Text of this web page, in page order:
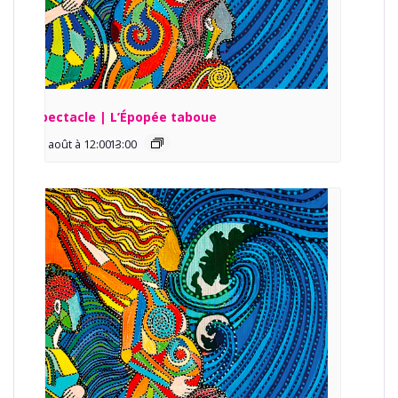
Spectacle | L’Épopée taboue
13 août à 12:00 -
13:00